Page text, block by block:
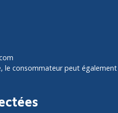
le consommateur peut